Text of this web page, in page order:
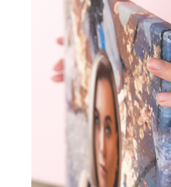
Ваш регион доставки
Выберите из списка:
13х18
15х15
15х20
20х20
20х30
30х30
30х40
А4
Фото
в
рамке
10х10
10×15
13×18
15×15
15×20
20×20